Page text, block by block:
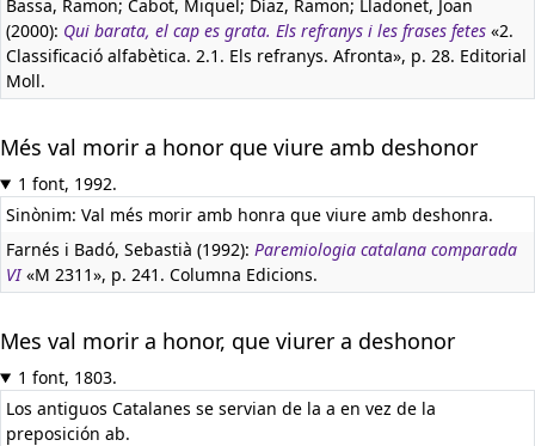
Bassa, Ramon; Cabot, Miquel; Díaz, Ramon; Lladonet, Joan
(2000): Qui barata, el cap es grata. Els refranys i les frases fetes «2.
Classificació alfabètica. 2.1. Els refranys. Afronta», p. 28. Editorial
Moll.
Més val morir a honor que viure amb deshonor
1 font, 1992.
Sinònim: Val més morir amb honra que viure amb deshonra.
Farnés i Badó, Sebastià (1992): Paremiologia catalana comparada
VI«M 2311», p. 241. Columna Edicions.
Mes val morir a honor, que viurer a deshonor
1 font, 1803.
Los antiguos Catalanes se servian de la a en vez de la
preposición ab.